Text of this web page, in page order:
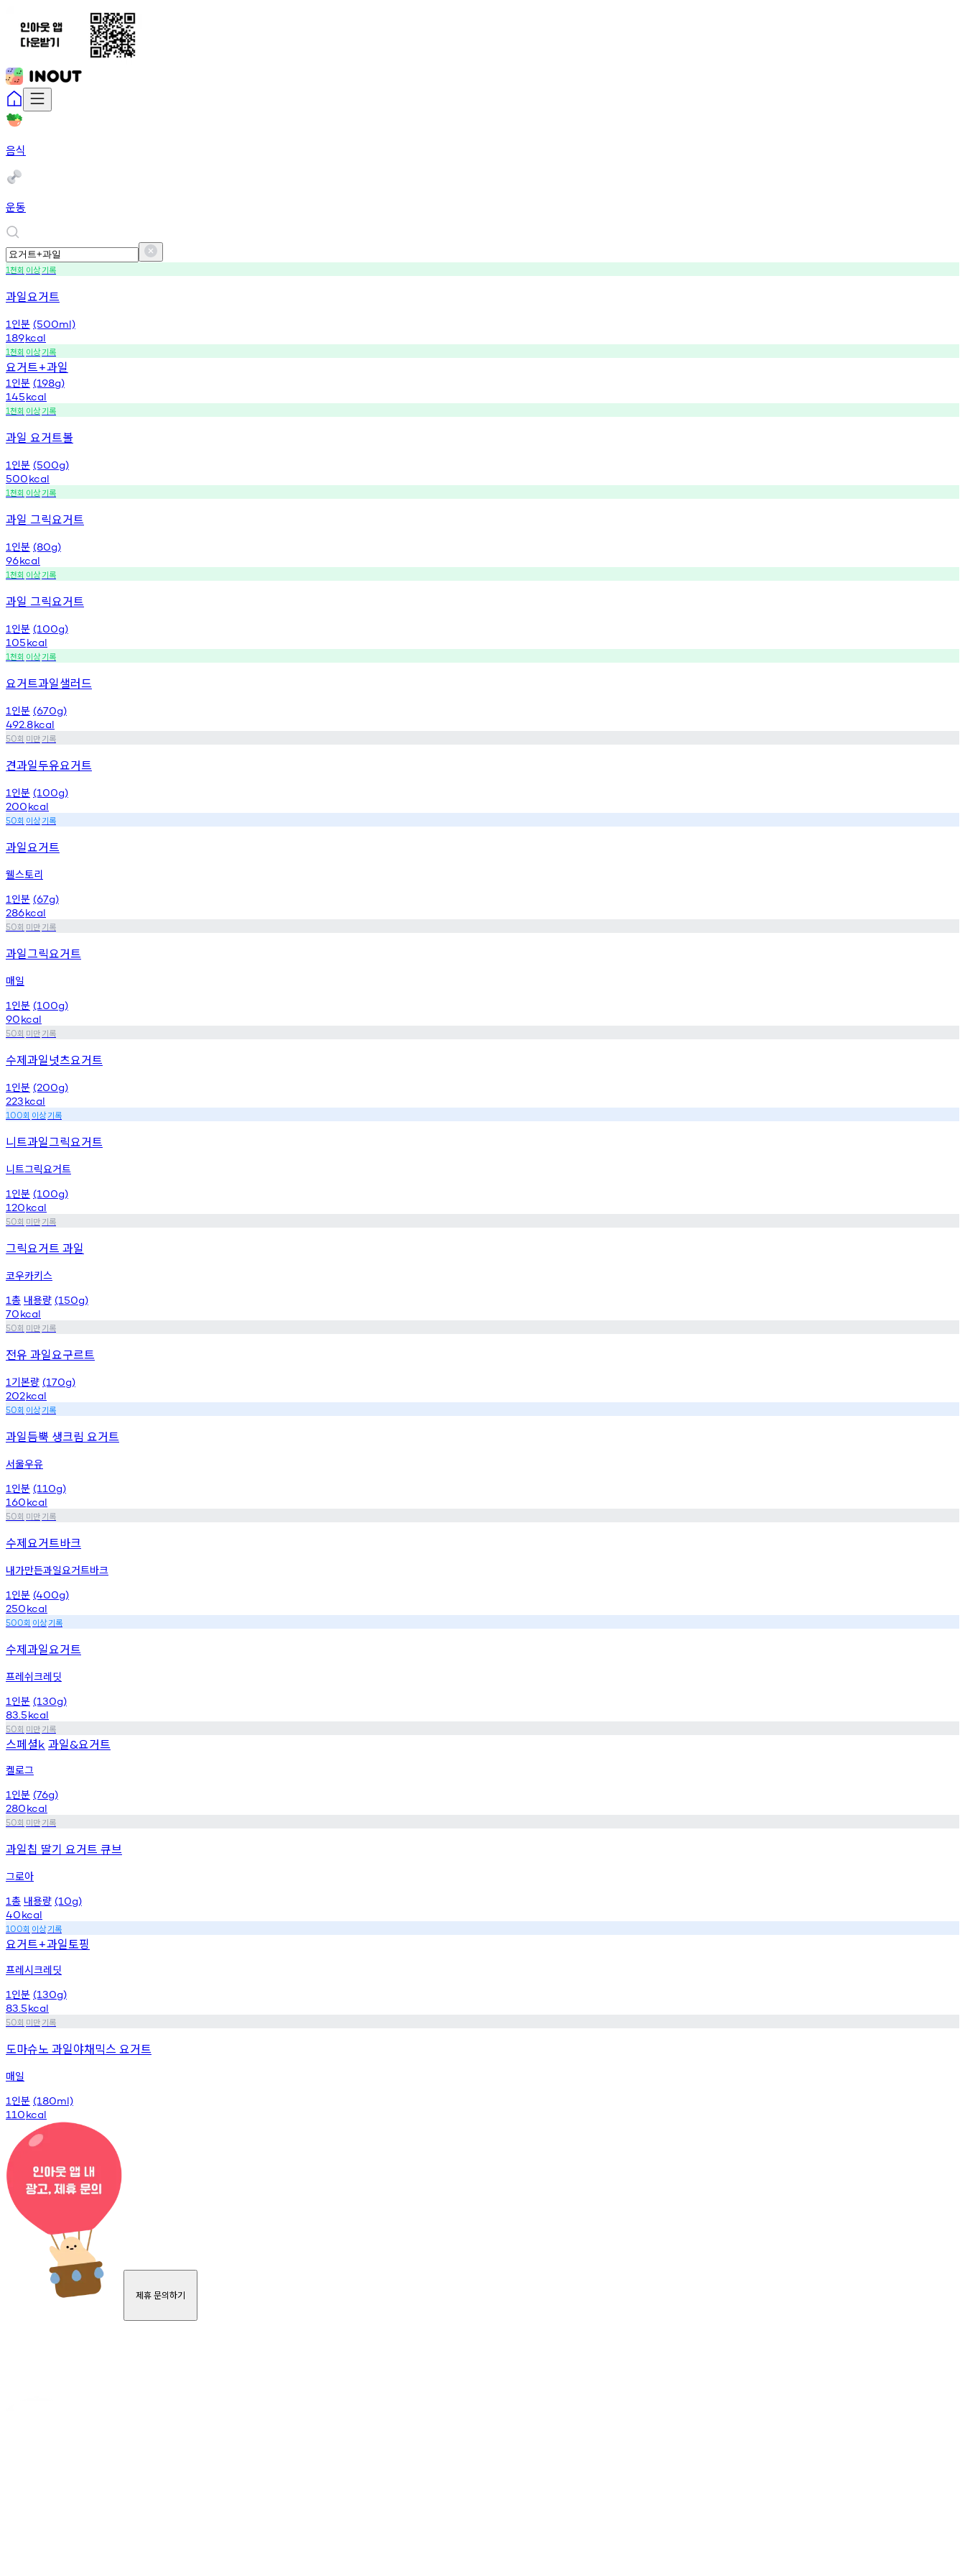
음식
운동
1천회 이상기록
과일요거트
1 인분 (500ml)
189kcal
1천회 이상기록
요거트+과일
1 인분 (198g)
145kcal
1천회 이상기록
과일 요거트볼
1 인분 (500g)
500kcal
1천회 이상기록
과일 그릭요거트
1 인분 (80g)
96kcal
1천회 이상기록
과일 그릭요거트
1 인분 (100g)
105kcal
1천회 이상기록
요거트과일샐러드
1 인분 (670g)
492.8kcal
50회 미만기록
견과일두유요거트
1 인분 (100g)
200kcal
50회 이상기록
과일요거트
웰스토리
1 인분 (67g)
286kcal
50회 미만기록
과일그릭요거트
매일
1 인분 (100g)
90kcal
50회 미만기록
수제과일넛츠요거트
1 인분 (200g)
223kcal
100회 이상기록
니트과일그릭요거트
니트그릭요거트
1 인분 (100g)
120kcal
50회 미만기록
그릭요거트 과일
코우카키스
1총 내용량 (150g)
70kcal
50회 미만기록
전유 과일요구르트
1 기본량 (170g)
202kcal
50회 이상기록
과일듬뿍 생크림 요거트
서울우유
1 인분 (110g)
160kcal
50회 미만기록
수제요거트바크
내가만든과일요거트바크
1 인분 (400g)
250kcal
500회 이상기록
수제과일요거트
프레쉬크레딧
1 인분 (130g)
83.5kcal
50회 미만기록
스페셜k 과일&요거트
켈로그
1 인분 (76g)
280kcal
50회 미만기록
과일칩 딸기 요거트 큐브
그로아
1총 내용량 (10g)
40kcal
100회 이상기록
요거트+과일토핑
프레시크레딧
1 인분 (130g)
83.5kcal
50회 미만기록
도마슈노 과일야채믹스 요거트
매일
1 인분 (180ml)
110kcal
제휴 문의하기